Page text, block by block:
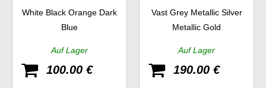
White Black Orange Dark
Blue
Auf Lager
100.00 €
97 SE
Vast Grey Metallic Silver
Metallic Gold
Auf Lager
190.00 €